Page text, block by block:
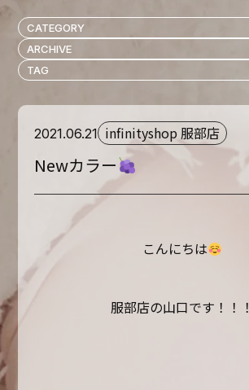
2021.06.21 infinityshop 服部店
Newカラー
こんにちは
服部店の山口です！！！